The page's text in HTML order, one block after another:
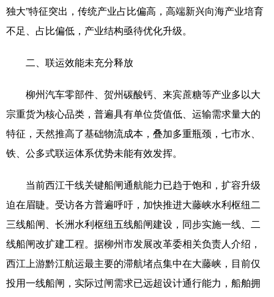
独大”特征突出，传统产业占比偏高，高端新兴向海产业培育
不足、占比偏低，产业结构亟待优化升级。
二、联运效能未充分释放
柳州汽车零部件、贺州碳酸钙、来宾蔗糖等产业多以大
宗重货为核心品类，普遍具有单位货值低、运输需求量大的
特征，天然推高了基础物流成本，叠加多重瓶颈，七市水、
铁、公多式联运体系优势未能有效发挥。
当前西江干线关键船闸通航能力已趋于饱和，扩容升级
迫在眉睫。受访各方普遍呼吁，加快推进大藤峡水利枢纽二
三线船闸、长洲水利枢纽五线船闸建设，同步实施一线、二
线船闸改扩建工程。据柳州市发展改革委相关负责人介绍，
西江上游黔江航运最主要的滞航堵点集中在大藤峡，目前仅
投用一线船闸，实际过闸需求已远超设计通行能力，船舶拥